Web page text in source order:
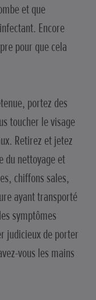
et que
Encore
pour que cela
portez des
toucher le visage
Retirez et jetez
du nettoyage et
chiffons sales,
ayant transporté
symptômes
judicieux de porter
vous les mains